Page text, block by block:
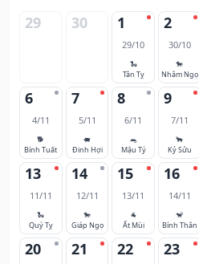
29 30 1
29/10
🐍
Tân Tỵ
2
30/10
🐎
Nhâm Ngọ
6
4/11
🐕
Bính Tuất
7
5/11
🐖
Đinh Hợi
8
6/11
🐀
Mậu Tý
9
7/11
🐂
Kỷ Sửu
13
11/11
🐍
Quý Tỵ
14
12/11
🐎
Giáp Ngọ
15
13/11
🐐
Ất Mùi
16
14/11
🐒
Bính Thân
20 21 22 23